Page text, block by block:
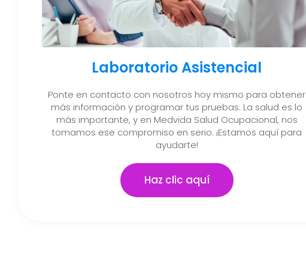
Laboratorio Asistencial
Ponte en contacto con nosotros hoy mismo para obtener
más información y programar tus pruebas. La salud es lo
más importante, y en Medvida Salud Ocupacional, nos
tomamos ese compromiso en serio. ¡Estamos aquí para
ayudarte!
Haz clic aquí